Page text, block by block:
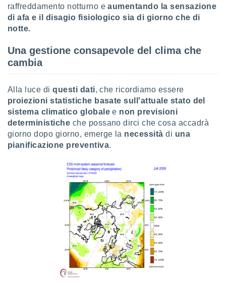
raffreddamento notturno eaumentando la sensazione
di afa e il disagio fisiologico sia di giorno che di
notte.
Una gestione consapevole del clima che
cambia
Alla luce diquesti dati, che ricordiamo essere
proiezioni statistiche basate sull'attuale stato del
sistema climatico globale e non previsioni
deterministiche che possano dirci che cosa accadrà
giorno dopo giorno, emerge la necessitàdi una
pianificazione preventiva.